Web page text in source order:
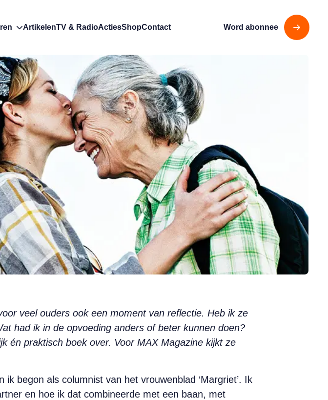
ArtikelenTV & RadioActiesShopContact Word abonnee
veel ouders ook een moment van reflectie. Heb ik ze
had ik in de opvoeding anders of beter kunnen doen?
én praktisch boek over. Voor MAX Magazine kijkt ze
begon als columnist van het vrouwenblad ‘Margriet’. Ik
en hoe ik dat combineerde met een baan, met